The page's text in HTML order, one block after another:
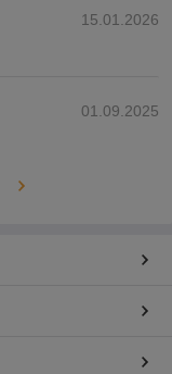
15.01.2026
01.09.2025